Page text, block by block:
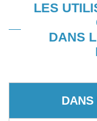
LES
DANS